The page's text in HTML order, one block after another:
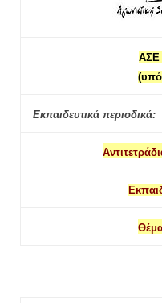
Εκπαιδευτικά περιοδικά: